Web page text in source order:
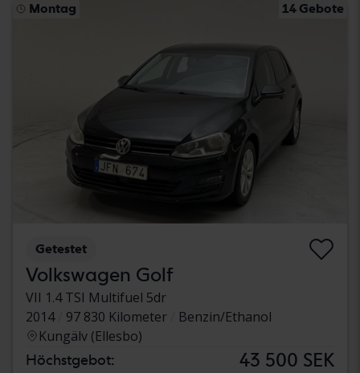
Montag 14 Gebote
Getestet
Volkswagen Golf
VII 1.4 TSI Multifuel 5dr
2014
97 830 Kilometer
Benzin/Ethanol
Kungälv (Ellesbo)
Höchstgebot: 43 500 SEK